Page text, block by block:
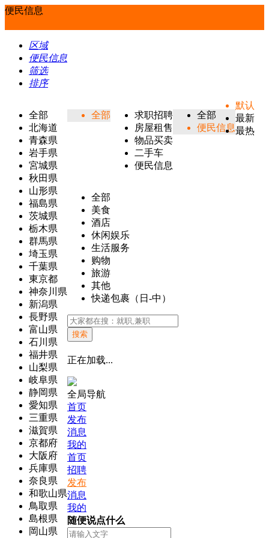
便民信息
区域
便民信息
筛选
排序
全部
北海道
青森県
岩手県
宮城県
秋田県
山形県
福島県
茨城県
栃木県
群馬県
埼玉県
千葉県
東京都
神奈川県
新潟県
長野県
富山県
石川県
福井県
山梨県
岐阜県
静岡県
愛知県
三重県
滋賀県
京都府
大阪府
兵庫県
奈良県
和歌山県
鳥取県
島根県
岡山県
全部
求职招聘
房屋租售
物品买卖
二手车
便民信息
全部
便民信息
全部
美食
酒店
休闲娱乐
生活服务
购物
旅游
其他
快递包裹（日-中）
默认
最新
最热
搜索
正在加载...
全局导航
首页
发布
消息
我的
首页
招聘
发布
消息
我的
随便说点什么